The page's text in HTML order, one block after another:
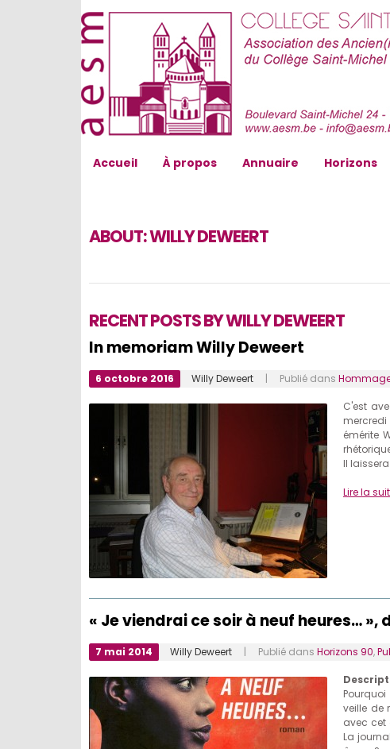
Accueil À propos Annuaire Horizons
ABOUT:WILLY DEWEERT
RECENT POSTS BY WILLY DEWEERT
In memoriam Willy Deweert
6 octobre 2016 Willy Deweert | Publié dans
C'est
mercredi
émérite
Il
Lire la
« Je viendrai ce soir à neuf heures… »,
7 mai 2014 Willy Deweert | Publié dans Horizons 90,
veille de
avec cet
La